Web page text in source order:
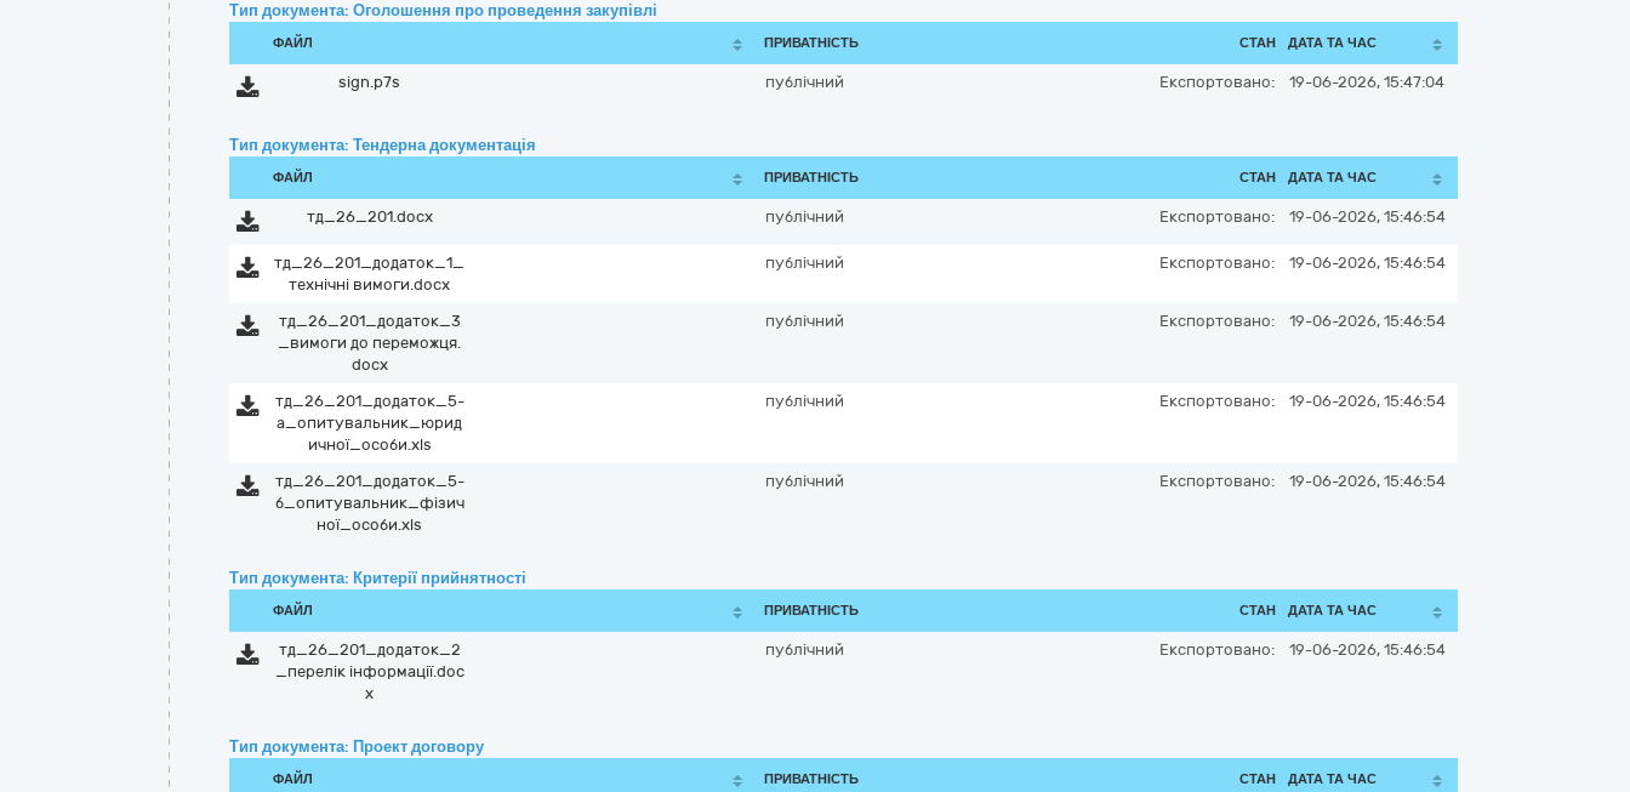
Тип документа: Оголошення про проведення закупівлі
ФАЙЛ ПРИВАТНІСТЬ СТАН ДАТА ТА ЧАС
sign.p7s публічний Експортовано: 19-06-2026, 15:47:04
Тип документа: Тендерна документація
ФАЙЛ ПРИВАТНІСТЬ СТАН ДАТА ТА ЧАС
тд_26_201.docx публічний Експортовано: 19-06-2026, 15:46:54
тд_26_201_додаток_1_
технічні вимоги.docx
публічний Експортовано: 19-06-2026, 15:46:54
тд_26_201_додаток_3
_вимоги до переможця.
docx
публічний Експортовано: 19-06-2026, 15:46:54
тд_26_201_додаток_5-
а_опитувальник_юрид
ичної_особи.xls
публічний Експортовано: 19-06-2026, 15:46:54
тд_26_201_додаток_5-
б_опитувальник_фізич
ної_особи.xls
публічний Експортовано: 19-06-2026, 15:46:54
Тип документа: Критерії прийнятності
ФАЙЛ ПРИВАТНІСТЬ СТАН ДАТА ТА ЧАС
тд_26_201_додаток_2
_перелік інформації.doc
x
публічний Експортовано: 19-06-2026, 15:46:54
Тип документа: Проект договору
ФАЙЛ ПРИВАТНІСТЬ СТАН ДАТА ТА ЧАС